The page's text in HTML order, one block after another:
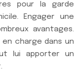
pour la garde
Engager une
avantages.
charge dans un
lui apporter un